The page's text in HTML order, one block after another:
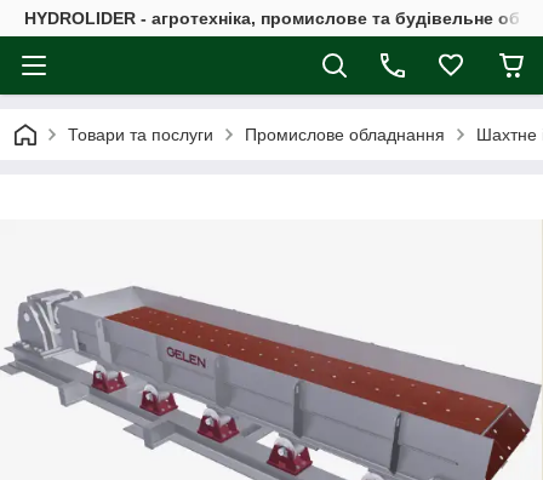
HYDROLIDER - агротехніка, промислове та будівельне
Товари та послуги Промислове обладнання Шахтне